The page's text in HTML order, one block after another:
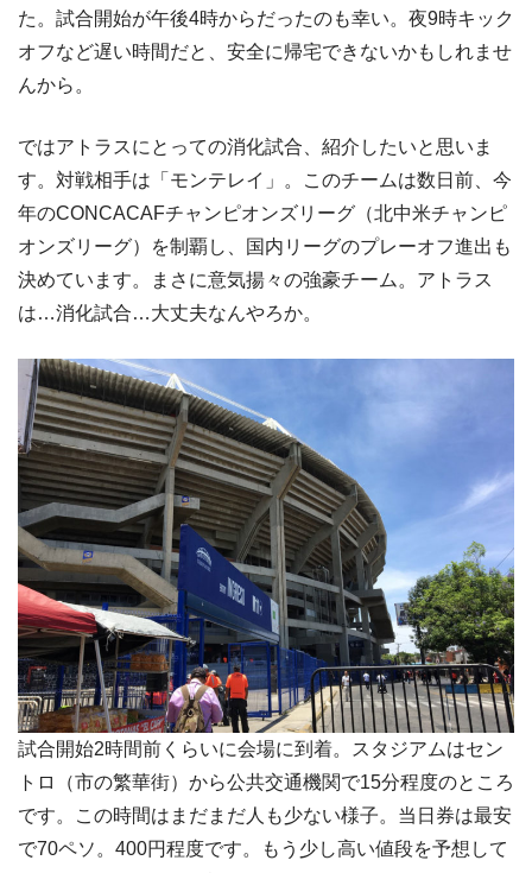
た。試合開始が午後4時からだったのも幸い。夜9時キック
オフなど遅い時間だと、安全に帰宅できないかもしれませ
んから。
ではアトラスにとっての消化試合、紹介したいと思いま
す。対戦相手は「モンテレイ」。このチームは数日前、今
年のCONCACAFチャンピオンズリーグ（北中米チャンピ
オンズリーグ）を制覇し、国内リーグのプレーオフ進出も
決めています。まさに意気揚々の強豪チーム。アトラス
は…消化試合…大丈夫なんやろか。
試合開始2時間前くらいに会場に到着。スタジアムはセン
トロ（市の繁華街）から公共交通機関で15分程度のところ
です。この時間はまだまだ人も少ない様子。当日券は最安
で70ペソ。400円程度です。もう少し高い値段を予想して